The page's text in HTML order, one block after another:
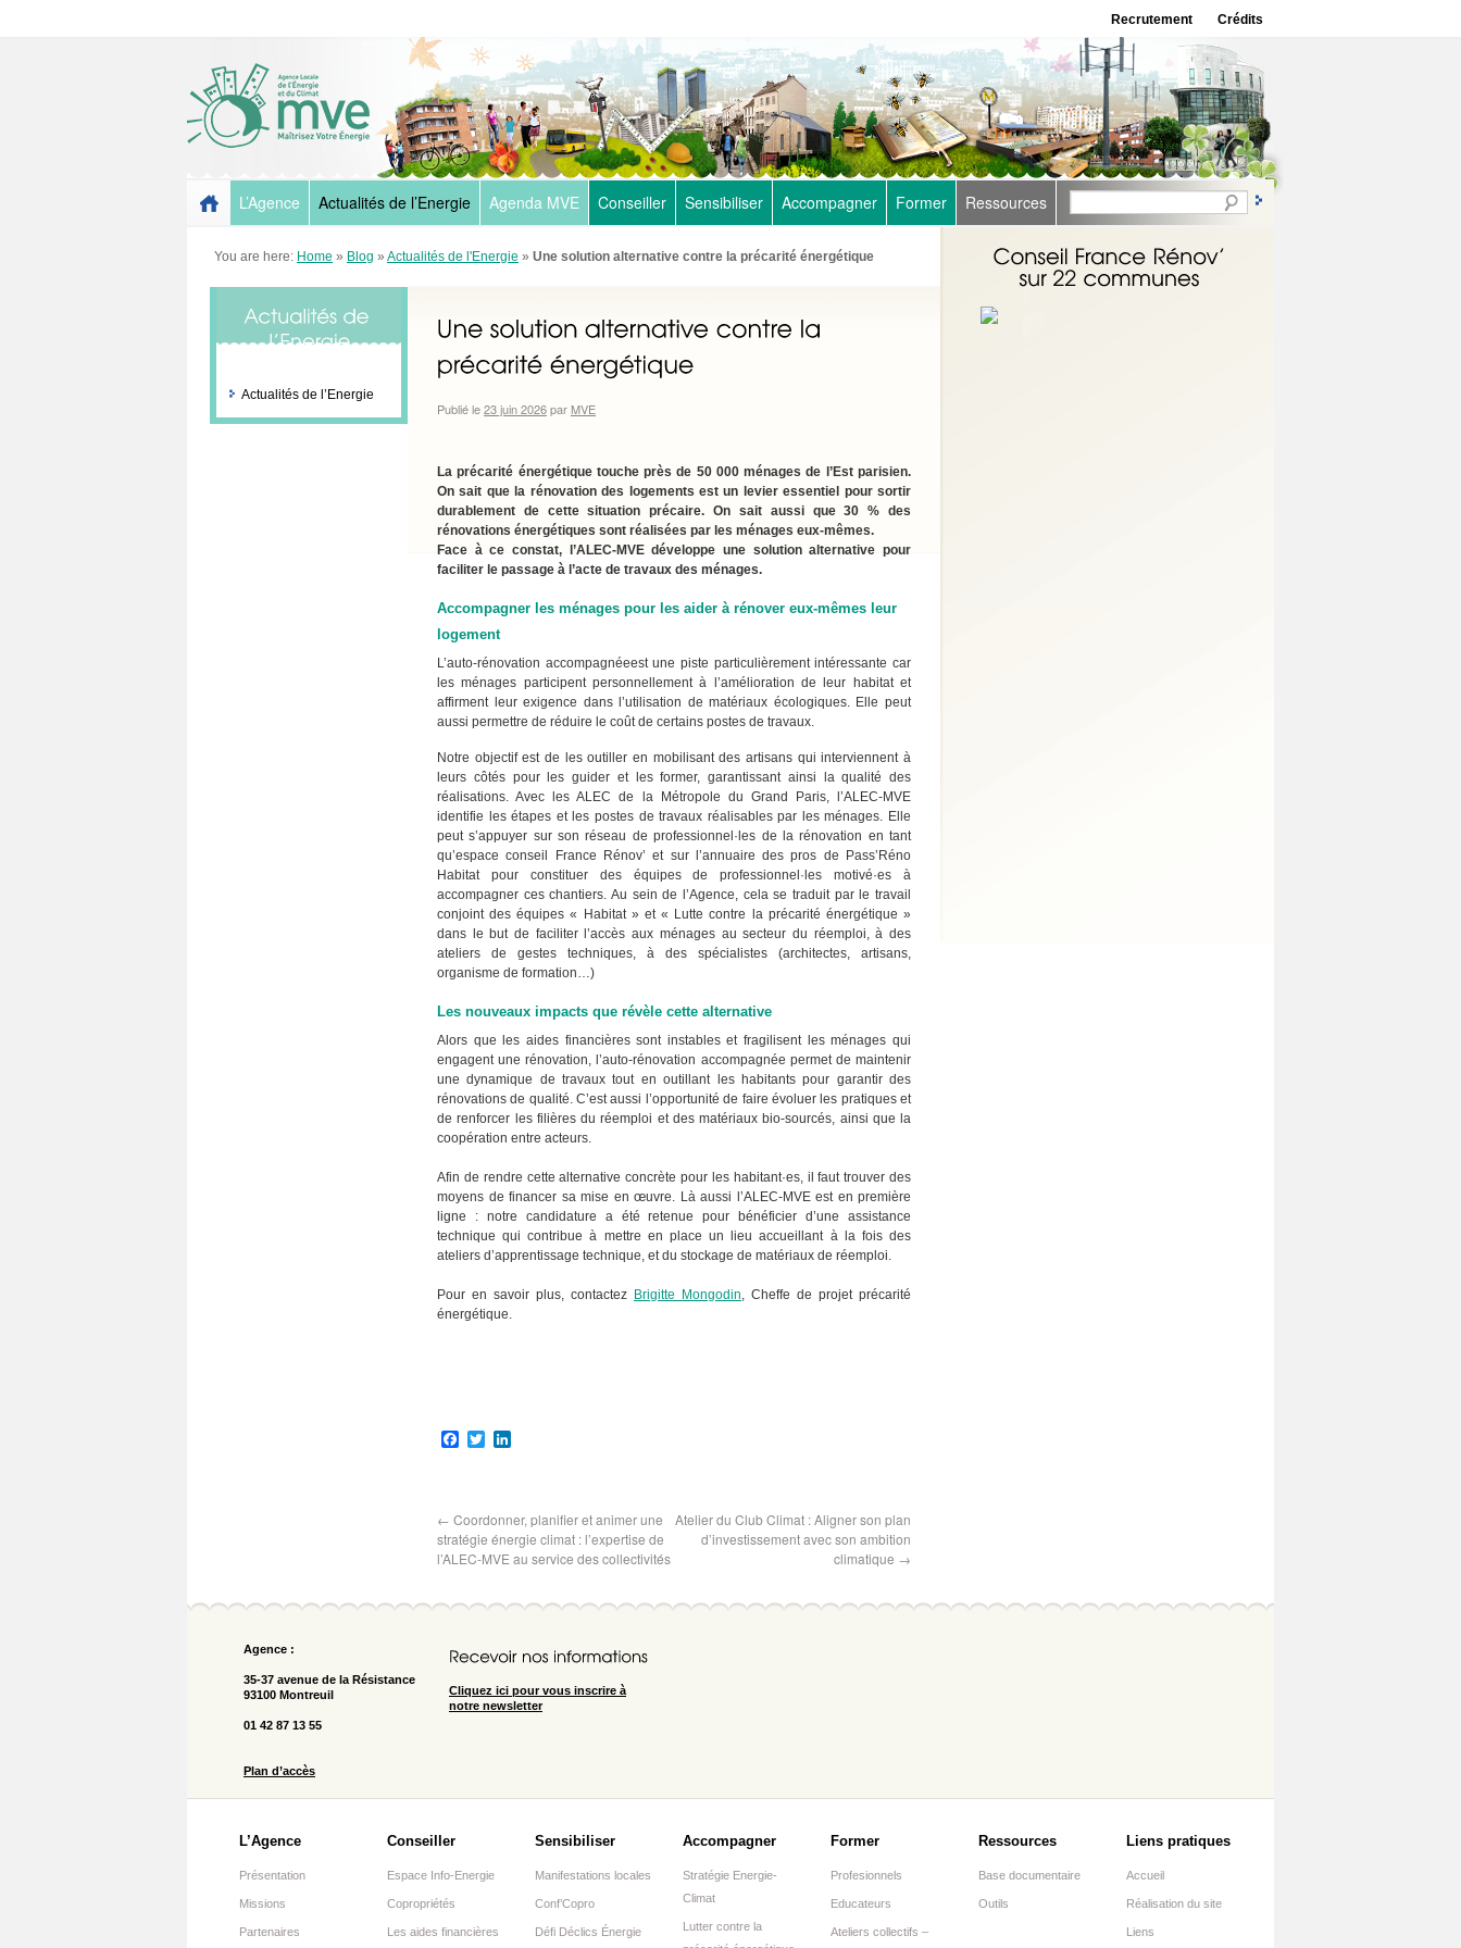
Recrutement Crédits
L’Agence Actualités de l’Energie Agenda MVE Conseiller Sensibiliser Accompagner Former Ressources
You are here: Home » Blog » Actualités de l'Energie » Une solution alternative contre la précarité énergétique
Actualités de l’Energie
Publié le23 juin 2026par MVE
La précarité énergétique touche près de 50 000 ménages de l’Est parisien.
On sait que la rénovation des logements est un levier essentiel pour sortir
durablement de cette situation précaire. On sait aussi que 30 % des
rénovations énergétiques sont réalisées par les ménages eux-mêmes.
Face à ce constat, l’ALEC-MVE développe une solution alternative pour
faciliter le passage à l’acte de travaux des ménages.
Accompagner les ménages pour les aider à rénover eux-mêmes leur
logement
L’auto-rénovation accompagnéeest une piste particulièrement intéressante car
les ménages participent personnellement à l’amélioration de leur habitat et
affirment leur exigence dans l’utilisation de matériaux écologiques. Elle peut
aussi permettre de réduire le coût de certains postes de travaux.
Notre objectif est de les outiller en mobilisant des artisans qui interviennent à
leurs côtés pour les guider et les former, garantissant ainsi la qualité des
réalisations. Avec les ALEC de la Métropole du Grand Paris, l’ALEC-MVE
identifie les étapes et les postes de travaux réalisables par les ménages. Elle
peut s’appuyer sur son réseau de professionnel·les de la rénovation en tant
qu’espace conseil France Rénov’ et sur l’annuaire des pros de Pass’Réno
Habitat pour constituer des équipes de professionnel·les motivé·es à
accompagner ces chantiers. Au sein de l’Agence, cela se traduit par le travail
conjoint des équipes « Habitat » et « Lutte contre la précarité énergétique »
dans le but de faciliter l’accès aux ménages au secteur du réemploi, à des
ateliers de gestes techniques, à des spécialistes (architectes, artisans,
organisme de formation…)
Les nouveaux impacts que révèle cette alternative
Alors que les aides financières sont instables et fragilisent les ménages qui
engagent une rénovation, l’auto-rénovation accompagnée permet de maintenir
une dynamique de travaux tout en outillant les habitants pour garantir des
rénovations de qualité. C’est aussi l’opportunité de faire évoluer les pratiques et
de renforcer les filières du réemploi et des matériaux bio-sourcés, ainsi que la
coopération entre acteurs.
Afin de rendre cette alternative concrète pour les habitant·es, il faut trouver des
moyens de financer sa mise en œuvre. Là aussi l’ALEC-MVE est en première
ligne : notre candidature a été retenue pour bénéficier d’une assistance
technique qui contribue à mettre en place un lieu accueillant à la fois des
ateliers d’apprentissage technique, et du stockage de matériaux de réemploi.
Pour en savoir plus, contactez Brigitte Mongodin, Cheffe de projet précarité
énergétique.
Facebook
Twitter
← Coordonner, planifier et animer une
stratégie énergie climat : l’expertise de
l’ALEC-MVE au service des collectivités
Atelier du Club Climat : Aligner son plan
d’investissement avec son ambition
climatique →
Agence :
35-37 avenue de la Résistance
93100 Montreuil
01 42 87 13 55
Plan d’accès
Cliquez ici pour vous inscrire à
notre newsletter
L’Agence
Présentation
Missions
Partenaires
Conseiller
Espace Info-Energie
Copropriétés
Les aides financières
Sensibiliser
Manifestations locales
Conf’Copro
Défi Déclics Énergie
Accompagner
Stratégie Energie-
Climat
Lutter contre la
Former
Profesionnels
Educateurs
Ateliers collectifs –
Ressources
Base documentaire
Outils
Liens pratiques
Accueil
Réalisation du site
Liens